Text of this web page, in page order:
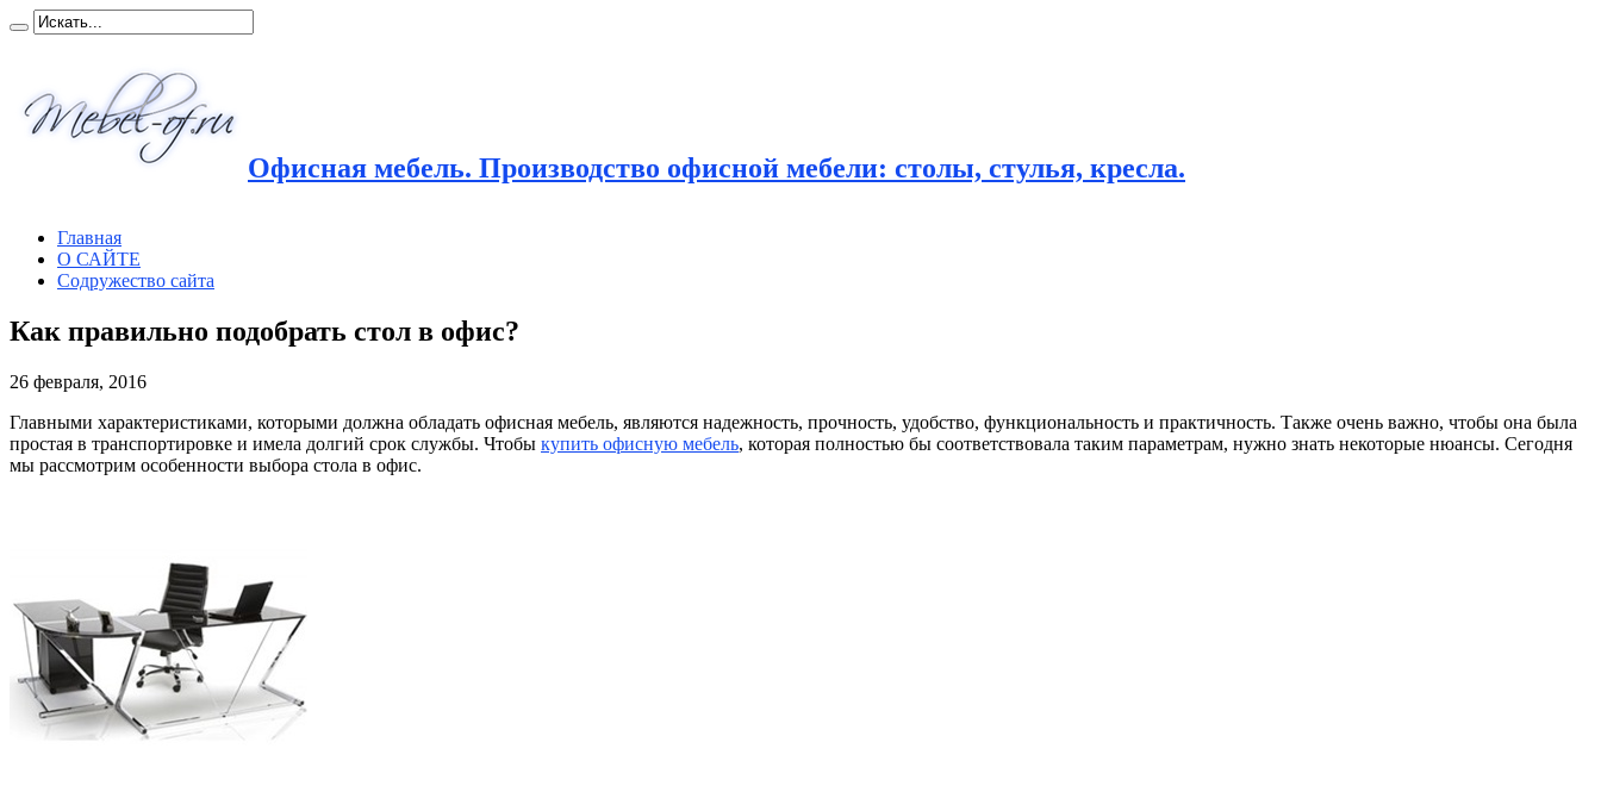
Офисная мебель. Производство офисной мебели: столы, стулья, кресла.
Главная
О САЙТЕ
Содружество сайта
Как правильно подобрать стол в офис?
26 февраля, 2016
Главными характеристиками, которыми должна обладать офисная мебель, являются надежность, прочность, удобство, функциональность и практичность. Также очень важно, чтобы она была
простая в транспортировке и имела долгий срок службы. Чтобы купить офисную мебель, которая полностью бы соответствовала таким параметрам, нужно знать некоторые нюансы. Сегодня
мы рассмотрим особенности выбора стола в офис.